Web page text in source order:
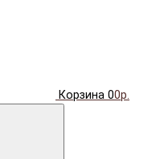
Корзина 00р.